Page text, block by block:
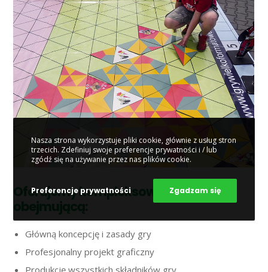
Oferujemy kompleksową obsługę,
obejmującą:
Główną koncepcję i zasady gry
Profesjonalny projekt graficzny
Produkcję wszystkich składników gry
Nasza strona wykorzystuje pliki cookie, głównie z usług stron
trzecich. Zdefiniuj swoje preferencje prywatności i / lub
zgódź się na używanie przez nas plików cookie.
Preferencje prywatności Zgadzam się